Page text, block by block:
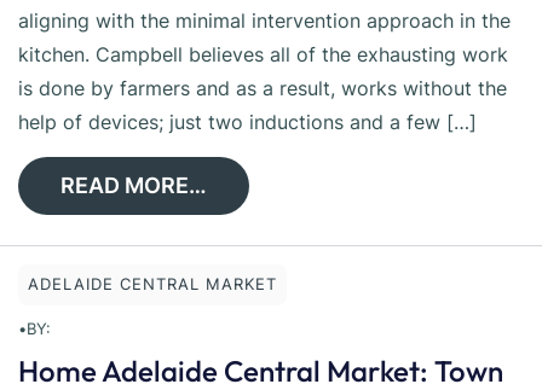
aligning with the minimal intervention approach in the
kitchen. Campbell believes all of the exhausting work
is done by farmers and as a result, works without the
help of devices; just two inductions and a few […]
READ MORE…
ADELAIDE CENTRAL MARKET
•BY:
Home Adelaide Central Market: Town